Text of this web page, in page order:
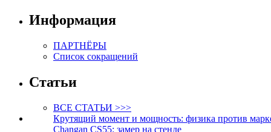
Информация
ПАРТНЁРЫ
Список сокращений
Статьи
ВСЕ СТАТЬИ >>>
Крутящий момент и мощность: физика против
Changan CS55: замер на стенде